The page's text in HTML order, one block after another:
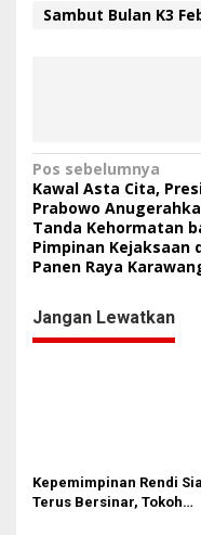
Sambut Bulan K3
N
a
v
i
a
s
Pos sebelumnya
Kawal Asta Cita,
Prabowo
Tanda Kehormatan
Pimpinan Kejaksaan
Panen Raya
Jangan Lewatkan
Kepemimpinan Rendi
Terus Bersinar, Tokoh